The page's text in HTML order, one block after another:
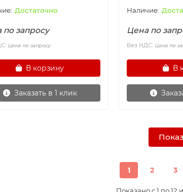
Достаточно
по запросу
Цена по запросу
В корзину
Заказать в 1 клик
Цена по
Без НДС: Цена по
В
1 2 3